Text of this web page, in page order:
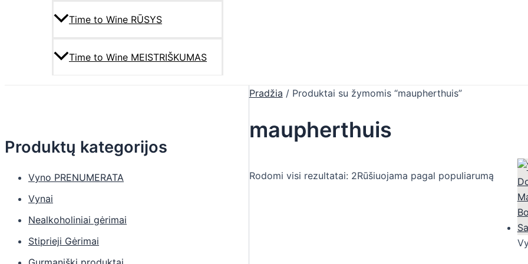
Time to Wine RŪSYS
Time to Wine MEISTRIŠKUMAS
Produktų kategorijos
Vyno PRENUMERATA
Vynai
Nealkoholiniai gėrimai
Stiprieji Gėrimai
Pradžia / Produktai su žymomis “maupherthuis”
maupherthuis
Rodomi visi rezultatai: 2Rūšiuojama pagal populiarumą